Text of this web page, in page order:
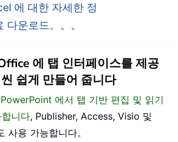
에 대한 자세한 정
다운로드。。。
에 탭 인터페이스를 제공
쉽게 만들어 줍니다
에서 탭 기반 편집 및 읽기
니다, Publisher, Access, Visio 및
사용 가능합니다。